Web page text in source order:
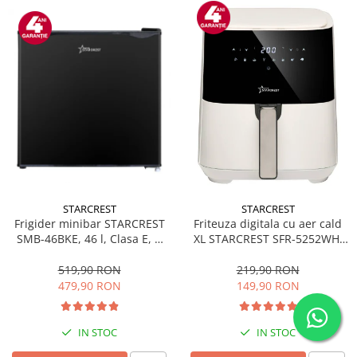
STARCREST
Frigider minibar STARCREST
SMB-46BKE, 46 l, Clasa E, H
519,90 RON
479,90 RON
IN STOC
STARCREST
Friteuza digitala cu aer cald
XL STARCREST SFR-5252WH,
200 °C, 8 programe
predefinite, Alb
219,90 RON
149,90 RON
IN STOC